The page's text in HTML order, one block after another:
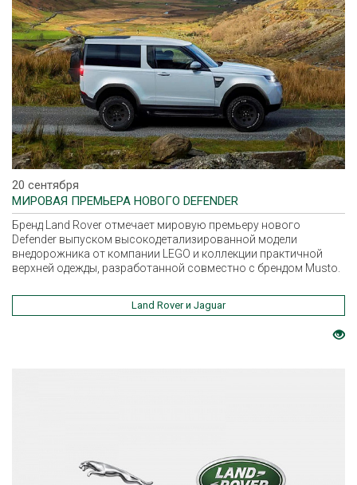
20 сентября
МИРОВАЯ ПРЕМЬЕРА НОВОГО DEFENDER
Бренд Land Rover отмечает мировую премьеру нового
Defender выпуском высокодетализированной модели
внедорожника от компании LEGO и коллекции практичной
верхней одежды, разработанной совместно с брендом Musto.
Land Rover и Jaguar